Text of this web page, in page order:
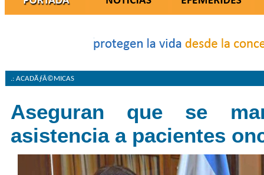
.: ACADÃƒÂ©MICAS
Aseguran que se
asistencia a pacientes